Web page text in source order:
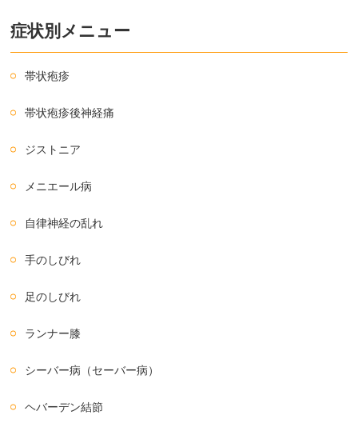
症状別メニュー
帯状疱疹
帯状疱疹後神経痛
ジストニア
メニエール病
自律神経の乱れ
手のしびれ
足のしびれ
ランナー膝
シーバー病（セーバー病）
ヘバーデン結節